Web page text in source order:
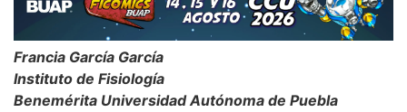
Francia García García
Instituto de Fisiología
Benemérita Universidad Autónoma de Puebla